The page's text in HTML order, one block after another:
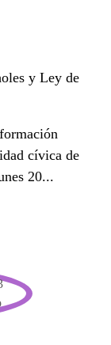
y Ley de
cívica de
20...